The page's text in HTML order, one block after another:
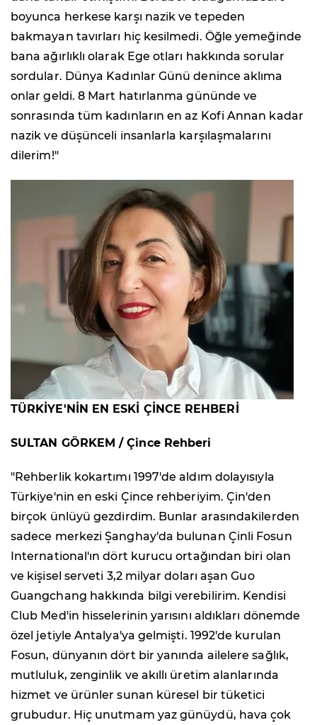
boyunca herkese karşı nazik ve tepeden
bakmayan tavırları hiç kesilmedi. Öğle yemeğinde
bana ağırlıklı olarak Ege otları hakkında sorular
sordular. Dünya Kadınlar Günü denince aklıma
onlar geldi. 8 Mart hatırlanma gününde ve
sonrasında tüm kadınların en az Kofi Annan kadar
nazik ve düşünceli insanlarla karşılaşmalarını
dilerim!"
TÜRKİYE'NİN EN ESKİ ÇİNCE REHBERİ
SULTAN GÖRKEM / Çince Rehberi
"Rehberlik kokartımı 1997'de aldım dolayısıyla
Türkiye'nin en eski Çince rehberiyim. Çin'den
birçok ünlüyü gezdirdim. Bunlar arasındakilerden
sadece merkezi Şanghay'da bulunan Çinli Fosun
International'ın dört kurucu ortağından biri olan
ve kişisel serveti 3,2 milyar doları aşan Guo
Guangchang hakkında bilgi verebilirim. Kendisi
Club Med'in hisselerinin yarısını aldıkları dönemde
özel jetiyle Antalya'ya gelmişti. 1992'de kurulan
Fosun, dünyanın dört bir yanında ailelere sağlık,
mutluluk, zenginlik ve akıllı üretim alanlarında
hizmet ve ürünler sunan küresel bir tüketici
grubudur. Hiç unutmam yaz günüydü, hava çok